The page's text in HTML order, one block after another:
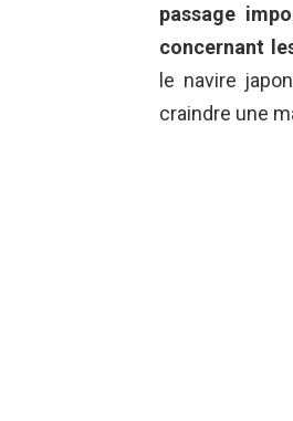
passage
concernant
le navire
craindre une